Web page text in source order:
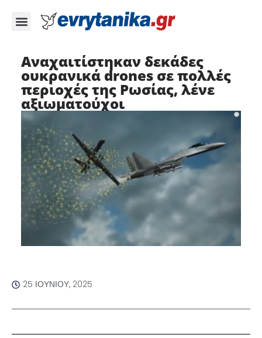
Αναχαιτίστηκαν δεκάδες
ουκρανικά drones σε πολλές
περιοχές της Ρωσίας, λένε
αξιωματούχοι
25 ΙΟΥΝΊΟΥ, 2025